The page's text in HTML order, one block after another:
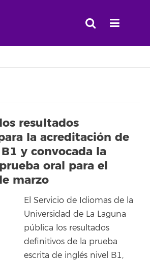
resultados
la acreditación de
y convocada la
oral para el
marzo
El Servicio de Idiomas de la
Universidad de La Laguna
pública los resultados
definitivos de la prueba
escrita de inglés nivel B1,